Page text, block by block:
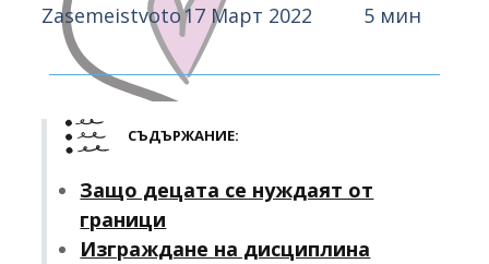
Zasemeistvoto17 Март 2022 5 мин
СЪДЪРЖАНИЕ:
Защо децата се нуждаят от
граници
Изграждане на дисциплина